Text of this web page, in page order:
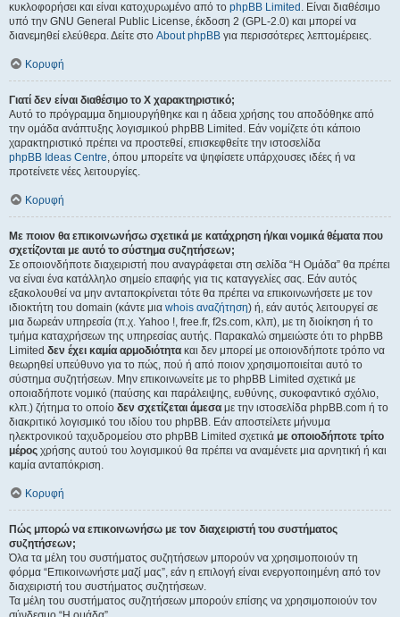
κυκλοφορήσει και είναι κατοχυρωμένο από το phpBB Limited . Είναι διαθέσιμο
υπό την GNU General Public License, έκδοση 2 (GPL-2.0) και μπορεί να
διανεμηθεί ελεύθερα. Δείτε στο About phpBB για περισσότερες λεπτομέρειες.
Κορυφή
Γιατί δεν είναι διαθέσιμο το Χ χαρακτηριστικό;
Αυτό το πρόγραμμα δημιουργήθηκε και η άδεια χρήσης του αποδόθηκε από
την ομάδα ανάπτυξης λογισμικού phpBB Limited. Εάν νομίζετε ότι κάποιο
χαρακτηριστικό πρέπει να προστεθεί, επισκεφθείτε την ιστοσελίδα
phpBB Ideas Centre, όπου μπορείτε να ψηφίσετε υπάρχουσες ιδέες ή να
προτείνετε νέες λειτουργίες.
Κορυφή
Με ποιον θα επικοινωνήσω σχετικά με κατάχρηση ή/και νομικά θέματα που
σχετίζονται με αυτό το σύστημα συζητήσεων;
Σε οποιονδήποτε διαχειριστή που αναγράφεται στη σελίδα “Η Ομάδα” θα πρέπει
να είναι ένα κατάλληλο σημείο επαφής για τις καταγγελίες σας. Εάν αυτός
εξακολουθεί να μην ανταποκρίνεται τότε θα πρέπει να επικοινωνήσετε με τον
ιδιοκτήτη του domain (κάντε μια whois αναζήτηση) ή, εάν αυτός λειτουργεί σε
μια δωρεάν υπηρεσία (π.χ. Yahoo !, free.fr, f2s.com, κλπ), με τη διοίκηση ή το
τμήμα καταχρήσεων της υπηρεσίας αυτής. Παρακαλώ σημειώστε ότι το phpBB
Limited δεν έχει καμία αρμοδιότητα και δεν μπορεί με οποιονδήποτε τρόπο να
θεωρηθεί υπεύθυνο για το πώς, πού ή από ποιον χρησιμοποιείται αυτό το
σύστημα συζητήσεων. Μην επικοινωνείτε με το phpBB Limited σχετικά με
οποιαδήποτε νομικό (παύσης και παράλειψης, ευθύνης, συκοφαντικό σχόλιο,
κλπ.) ζήτημα το οποίο δεν σχετίζεται άμεσα με την ιστοσελίδα phpBB.com ή το
διακριτικό λογισμικό του ιδίου του phpBB. Εάν αποστείλετε μήνυμα
ηλεκτρονικού ταχυδρομείου στο phpBB Limited σχετικά με οποιοδήποτε τρίτο
μέρος χρήσης αυτού του λογισμικού θα πρέπει να αναμένετε μια αρνητική ή και
καμία ανταπόκριση.
Κορυφή
Πώς μπορώ να επικοινωνήσω με τον διαχειριστή του συστήματος
συζητήσεων;
Όλα τα μέλη του συστήματος συζητήσεων μπορούν να χρησιμοποιούν τη
φόρμα “Επικοινωνήστε μαζί μας”, εάν η επιλογή είναι ενεργοποιημένη από τον
διαχειριστή του συστήματος συζητήσεων.
Τα μέλη του συστήματος συζητήσεων μπορούν επίσης να χρησιμοποιούν τον